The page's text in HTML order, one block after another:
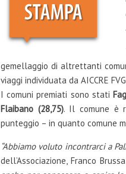
gemellaggio di altrettanti
viaggi individuata da AICCRE
I comuni premiati sono stati
Flaibano (28,75). Il comune è
punteggio – in quanto comune
“Abbiamo voluto incontrarci a
dell’Associazione, Franco